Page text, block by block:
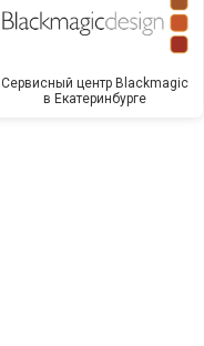
Сервисный центр Blackmagic
в Екатеринбурге